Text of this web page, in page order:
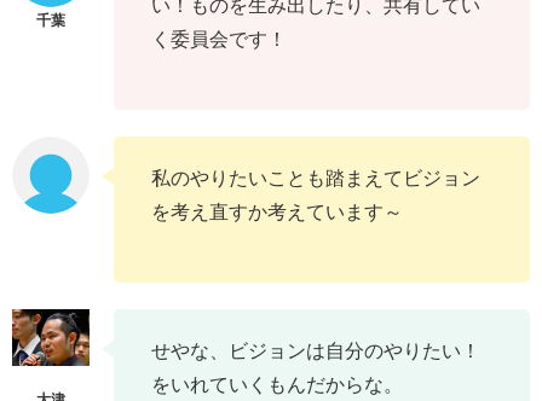
い！ものを生み出したり、共有してい
く委員会です！
私のやりたいことも踏まえてビジョン
を考え直すか考えています～
せやな、ビジョンは自分のやりたい！
をいれていくもんだからな。